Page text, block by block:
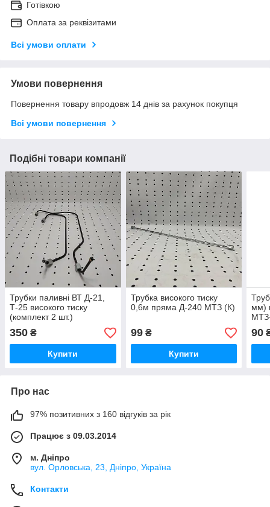
Готівкою
Оплата за реквізитами
Всі умови оплати
Умови повернення
Повернення товару впродовж 14 днів за рахунок покупця
Всі умови повернення
Подібні товари компанії
Трубки паливні ВТ Д-21,
Т-25 високого тиску
(комплект 2 шт.)
Д37М-1104200-11
350 ₴
Купити
Трубка високого тиску
0,6м пряма Д-240 МТЗ (К)
99₴
Купити
мм)
90
Про нас
97% позитивних з 160 відгуків за рік
Працює з 09.03.2014
м. Дніпро
вул. Орловська, 23, Дніпро, Україна
Контакти